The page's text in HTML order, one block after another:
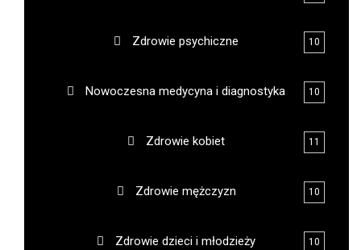
Zdrowie psychiczne 10
Nowoczesna medycyna i diagnostyka 10
Zdrowie kobiet 11
Zdrowie mężczyzn 10
Zdrowie dzieci i młodzieży 10